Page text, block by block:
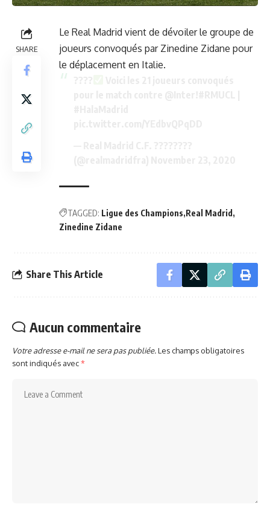
SHARE
Le Real Madrid vient de dévoiler le groupe de
joueurs convoqués par Zinedine Zidane pour
le déplacement en Italie.
TAGGED: Ligue des Champions Real Madrid
Zinedine Zidane
Share This Article
Aucun commentaire
Votre adresse e-mail ne sera pas publiée.Les champs obligatoires
sont indiqués avec*